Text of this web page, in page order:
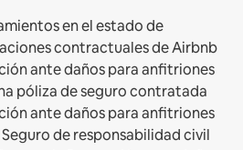
en el estado de
contractuales de Airbnb
ante daños para anfitriones
póliza de seguro contratada
ante daños para anfitriones
de responsabilidad civil